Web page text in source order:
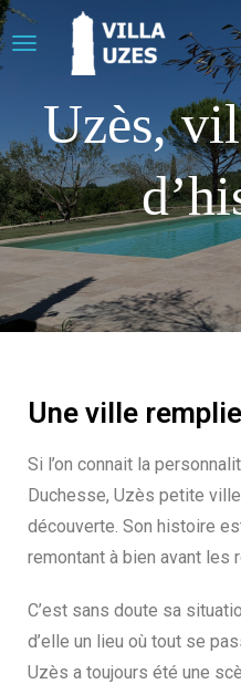
Uzès,
Une ville
Si l’on connait la
Duchesse, Uzès petite
découverte. Son histoire
remontant à bien avant les
C’est sans doute sa
d’elle un lieu où tout se
Uzès a toujours été une